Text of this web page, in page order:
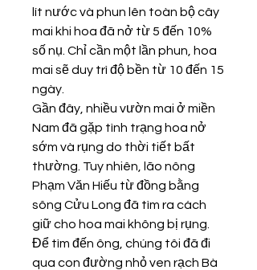
lít nước và phun lên toàn bộ cây
mai khi hoa đã nở từ 5 đến 10%
số nụ. Chỉ cần một lần phun, hoa
mai sẽ duy trì độ bền từ 10 đến 15
ngày.
Gần đây, nhiều vườn mai ở miền
Nam đã gặp tình trạng hoa nở
sớm và rụng do thời tiết bất
thường. Tuy nhiên, lão nông
Phạm Văn Hiếu từ đồng bằng
sông Cửu Long đã tìm ra cách
giữ cho hoa mai không bị rụng.
Để tìm đến ông, chúng tôi đã đi
qua con đường nhỏ ven rạch Bà